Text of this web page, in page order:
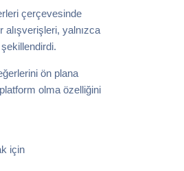
çerçevesinde
alışverişleri, yalnızca
ön plana
olma özelliğini
için